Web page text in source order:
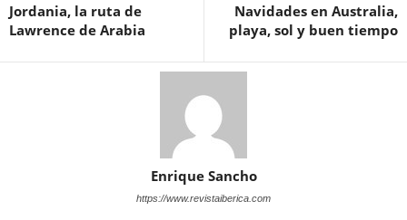
Jordania, la ruta de
Lawrence de Arabia
Navidades en Australia,
playa, sol y buen tiempo
Enrique Sancho
https://www.revistaiberica.com